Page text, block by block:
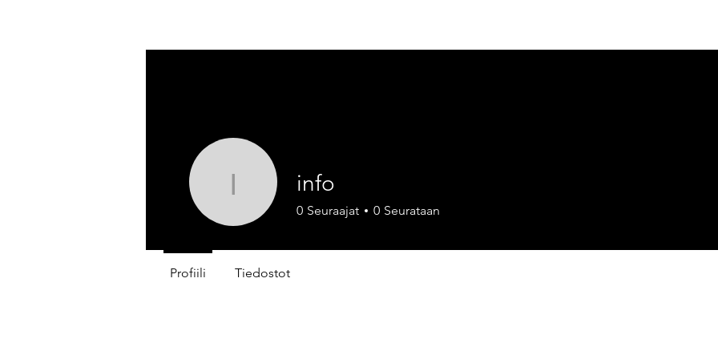
info info
0 Seuraajat 0 Seurataan
Profiili Tiedostot